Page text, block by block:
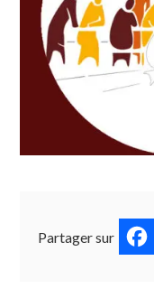
Partager sur